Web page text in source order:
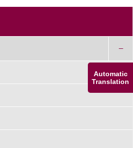
Automatic
Translation